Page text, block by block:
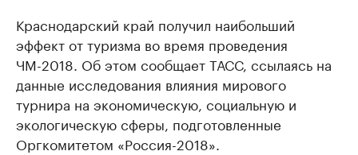
Краснодарский край получил наибольший
эффект от туризма во время проведения
ЧМ-2018. Об этом сообщает ТАСС, ссылаясь на
данные исследования влияния мирового
турнира на экономическую, социальную и
экологическую сферы, подготовленные
Оргкомитетом «Россия-2018».